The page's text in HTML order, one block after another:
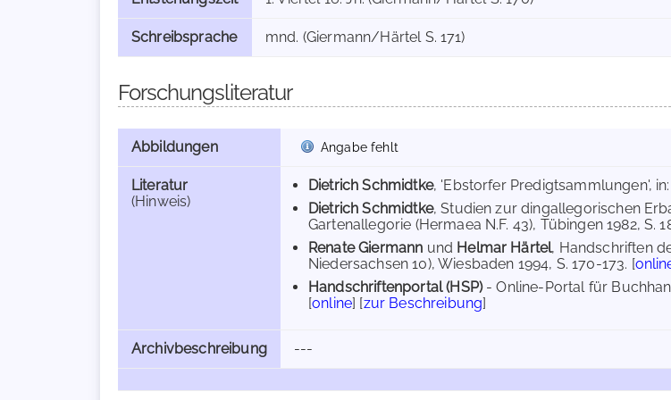
Schreibsprache mnd. (Giermann/Härtel S. 171)
Forschungsliteratur
Abbildungen Angabe fehlt
Literatur
(Hinweis)
Dietrich Schmidtke, 'Ebstorfer Predigtsammlungen', in:
Dietrich Schmidtke, Studien zur dingallegorischen
Gartenallegorie (Hermaea N.F. 43), Tübingen 1982, S.
Renate Giermann und Helmar Härtel, Handschriften
Niedersachsen 10), Wiesbaden 1994, S. 170-173. [
Handschriftenportal (HSP)- Online-Portal für
[online] [zur Beschreibung]
Archivbeschreibung ---